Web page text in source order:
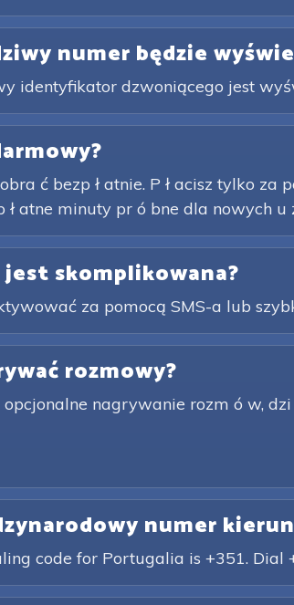
numer będzie
identyfikator dzwoniącego jest
ć bezp ł atnie. P ł acisz tylko za
ł atne minuty pr ó bne dla nowych u
skomplikowana?
za pomocą SMS-a lub
rozmowy?
opcjonalne nagrywanie rozm ó w,
numer
code for Portugalia is +351.